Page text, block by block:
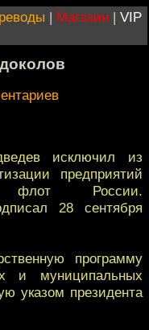
| Магазин | VIP
исключил из
предприятий
флот России.
28 сентября
программу
и муниципальных
указом президента